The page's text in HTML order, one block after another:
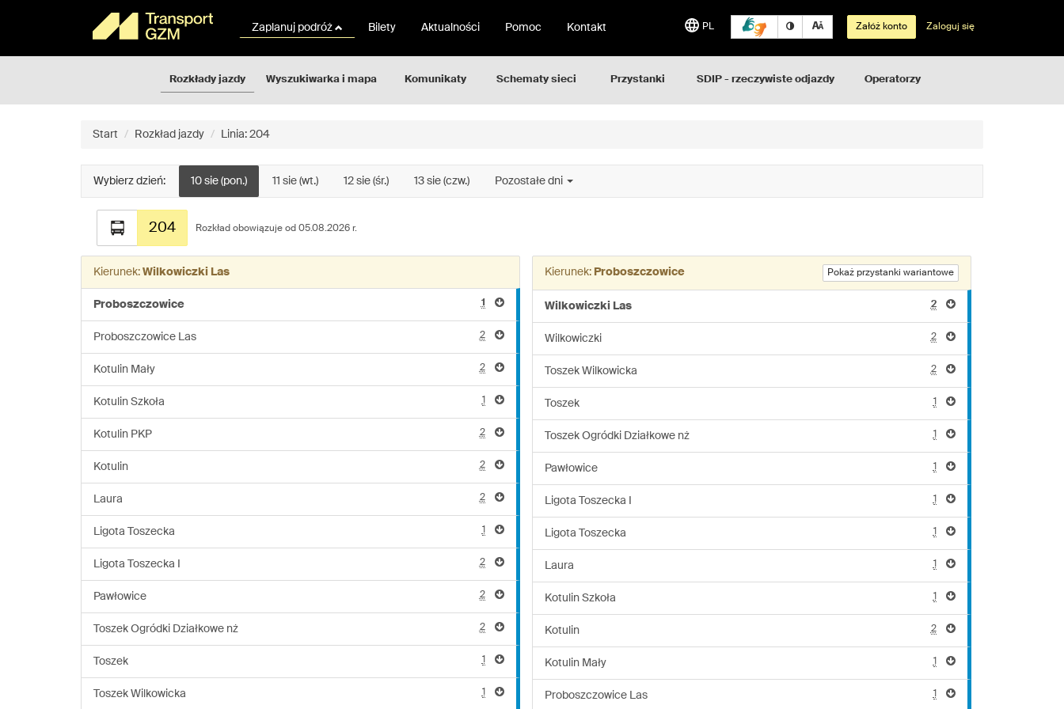
strony
Zaplanuj podróż Bilety Aktualności Pomoc Kontakt PL Załóż konto Zaloguj się
Rozkłady jazdy Wyszukiwarka i mapa Komunikaty Schematy sieci Przystanki SDIP - rzeczywiste odjazdy Operatorzy
Start Rozkład jazdy Linia: 204
Wybierz dzień: 10 sie (pon.) 11 sie (wt.) 12 sie (śr.) 13 sie (czw.) Pozostałe dni
204
jazdy
linii:
204
Rozkład obowiązuje od 05.08.2026 r.
Kierunek: Wilkowiczki Las
Proboszczowice 1
Proboszczowice Las 2
Kotulin Mały 2
Kotulin Szkoła 1
Kotulin PKP 2
Kotulin 2
Laura 2
Ligota Toszecka 1
Ligota Toszecka I 2
Pawłowice 2
Toszek Ogródki Działkowe nż 2
Toszek 1
Toszek Wilkowicka 1
Kierunek: Proboszczowice Pokaż przystanki wariantowe
Wilkowiczki Las 2
Wilkowiczki 2
Toszek Wilkowicka 2
Toszek 1
Toszek Ogródki Działkowe nż 1
Pawłowice 1
Ligota Toszecka I 1
Ligota Toszecka 1
Laura 1
Kotulin Szkoła 1
Kotulin 2
Kotulin Mały 1
Proboszczowice Las 1